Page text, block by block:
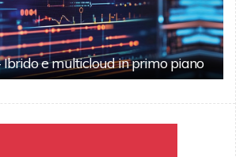
Ibrido e multicloud in primo piano